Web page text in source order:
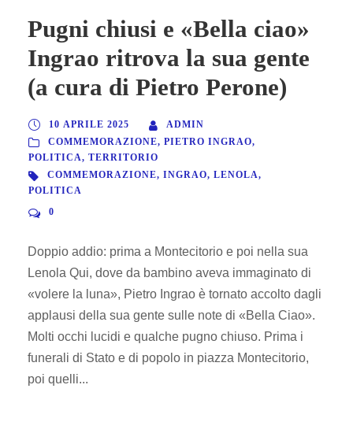
Pugni chiusi e «Bella ciao»
Ingrao ritrova la sua gente
(a cura di Pietro Perone)
10 APRILE 2025
ADMIN
COMMEMORAZIONE, PIETRO INGRAO,
POLITICA, TERRITORIO
COMMEMORAZIONE, INGRAO, LENOLA,
POLITICA
0
Doppio addio: prima a Montecitorio e poi nella sua
Lenola Qui, dove da bambino aveva immaginato di
«volere la luna», Pietro Ingrao è tornato accolto dagli
applausi della sua gente sulle note di «Bella Ciao».
Molti occhi lucidi e qualche pugno chiuso. Prima i
funerali di Stato e di popolo in piazza Montecitorio,
poi quelli...